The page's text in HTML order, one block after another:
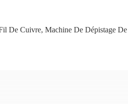
De Cuivre, Machine De Dépistage